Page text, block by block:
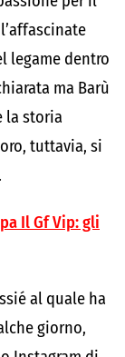
legame dentro
ma Barù
la storia
tuttavia, si
Il Gf Vip: gli
al quale ha
giorno,